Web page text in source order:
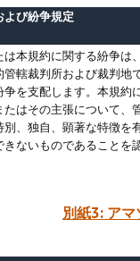
よび紛争規定
本規約に関する紛争
轄裁判所および裁判
を支配します。本規
たはその主張について
、独自、顕著な特徴
ないものであることを
別紙3: ア